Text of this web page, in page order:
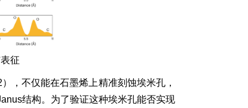
征
，不仅能在石墨烯上精准刻蚀埃米孔，
结构。为了验证这种埃米孔能否实现